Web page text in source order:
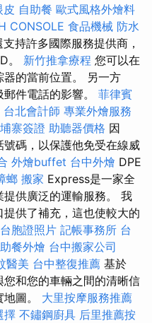
皮 自助餐 歐式風格外燴料
CONSOLE 食品機械 防水
支持許多國際服務提供商，
。 新竹推拿療程 您可以在
的當前位置。 另一方
件電話的影響。 菲律賓
台北會計師 專業外燴服務
寨簽證 助聽器價格 因
碼，以保護他免受在線威
外燴buffet 台中外燴 DPE
螂 搬家 Express是一家全
供廣泛的運輸服務。 我
供了補充，這也使較大的
台胞證照片 記帳事務所 台
餐外燴 台中搬家公司
醫美 台中整復推薦 基於
和您的車輛之間的清晰信
圖。 大里按摩服務推薦
擇 不鏽鋼廚具 后里推薦按